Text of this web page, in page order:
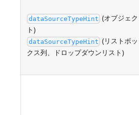
dataSourceTypeHint (オブジェク
ト)
dataSourceTypeHint (リストボッ
クス列、ドロップダウンリスト)